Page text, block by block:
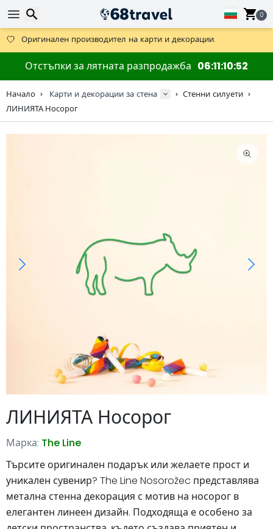
0
Предлага се и DHL Express за една нощ.
30 дни за връщане, 90 дни за дървени карти и декорации.
Оригинален производител на карти и декорации.
Отстъпки за лятната разпродажба 06111051
Начало Карти и декорации за стена
Стенни силуети
ЛИНИЯТА Носорог
ЛИНИЯТА Носорог
Марка: The Line
Търсите оригинален подарък или желаете прост и
уникален сувенир? The Line Nosorožec представлява
метална стенна декорация с мотив на носорог в
елегантен линеен дизайн. Подходяща е особено за
Търсене
Търсене